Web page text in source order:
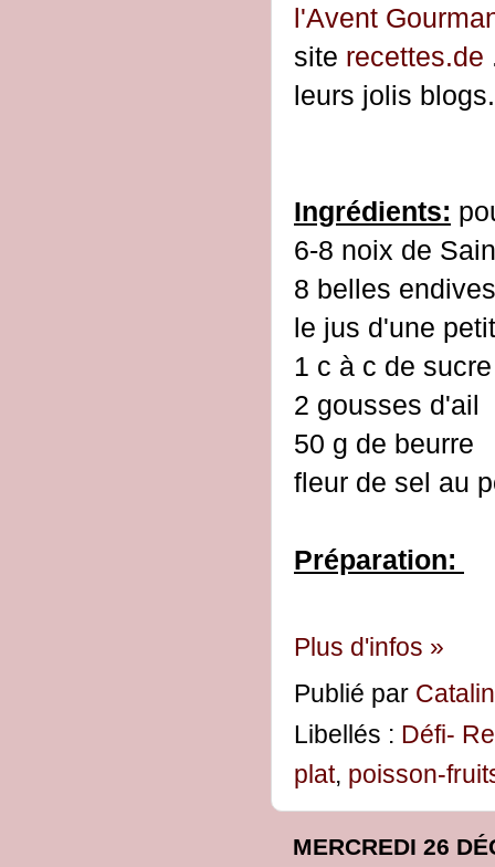
l'Avent
site recettes.de
leurs jolis blogs.
Ingrédients:
6-8 noix de
8 belles endives
le jus d'une
1 c à c de
2 gousses d'ail
50 g de beurre
fleur de sel au
Préparation:
Plus d'infos »
Publié par
Libellés : Défi-
plat, poisson-
MERCREDI 26